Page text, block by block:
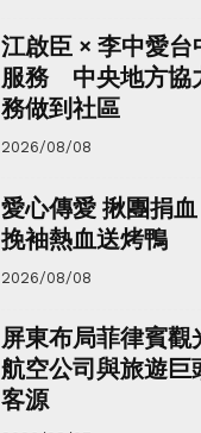
江啟臣 × 李中愛
服務 中央地方協
務做到社區
2026/08/08
愛心傳愛 揪團捐
挽袖熱血送烤鴨
2026/08/08
屏東布局菲律賓觀
航空公司與旅遊巨
客源